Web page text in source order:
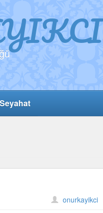
Seyahat
onurkayikci